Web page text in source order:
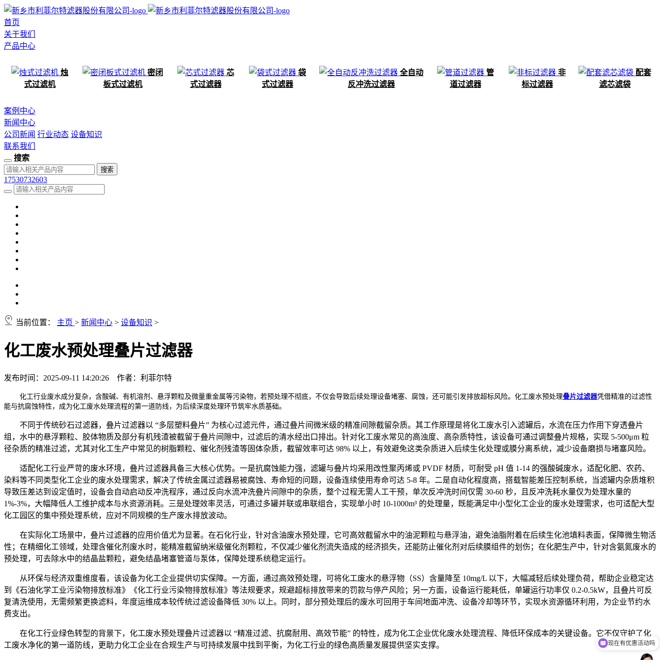
首页
关于我们
产品中心
烛
式过滤机
密闭
板式过滤机
芯
式过滤器
袋
式过滤器
全自动
反冲洗过滤器
管
道过滤器
非
标过滤器
配套
滤芯滤袋
案例中心
新闻中心
公司新闻 行业动态 设备知识
联系我们
搜索
17530732603
当前位置： 主页 > 新闻中心 > 设备知识 >
化工废水预处理叠片过滤器
发布时间：2025-09-11 14:20:26 作者：利菲尔特
化工行业废水成分复杂，含酸碱、有机溶剂、悬浮颗粒及微量重金属等污染物，若预处理不彻底，不仅会导致后续处理设备堵塞、腐蚀，还可能引发排放超标风险。化工废水预处理叠片过滤器凭借精准的过滤性
能与抗腐蚀特性，成为化工废水处理流程的第一道防线，为后续深度处理环节筑牢水质基础。
不同于传统砂石过滤器，叠片过滤器以 “多层塑料叠片” 为核心过滤元件，通过叠片间微米级的精准间隙截留杂质。其工作原理是将化工废水引入滤罐后，水流在压力作用下穿透叠片
组，水中的悬浮颗粒、胶体物质及部分有机残渣被截留于叠片间隙中，过滤后的清水经出口排出。针对化工废水常见的高浊度、高杂质特性，该设备可通过调整叠片规格，实现 5-500μm 粒
径杂质的精准过滤，尤其对化工生产中常见的树脂颗粒、催化剂残渣等固体杂质，截留效率可达 98% 以上，有效避免这类杂质进入后续生化处理或膜分离系统，减少设备磨损与堵塞风险。
适配化工行业严苛的废水环境，叠片过滤器具备三大核心优势。一是抗腐蚀能力强，滤罐与叠片均采用改性聚丙烯或 PVDF 材质，可耐受 pH 值 1-14 的强酸碱废水，适配化肥、农药、
染料等不同类型化工企业的废水处理需求，解决了传统金属过滤器易被腐蚀、寿命短的问题，设备连续使用寿命可达 5-8 年。二是自动化程度高，搭载智能差压控制系统，当滤罐内杂质堆积
导致压差达到设定值时，设备会自动启动反冲洗程序，通过反向水流冲洗叠片间隙中的杂质，整个过程无需人工干预，单次反冲洗时间仅需 30-60 秒，且反冲洗耗水量仅为处理水量的
1%-3%，大幅降低人工维护成本与水资源消耗。三是处理效率灵活，可通过多罐并联或串联组合，实现单小时 10-1000m³ 的处理量，既能满足中小型化工企业的废水处理需求，也可适配大型
化工园区的集中预处理系统，应对不同规模的生产废水排放波动。
在实际化工场景中，叠片过滤器的应用价值尤为显著。在石化行业，针对含油废水预处理，它可高效截留水中的油泥颗粒与悬浮油，避免油脂附着在后续生化池填料表面，保障微生物活
性；在精细化工领域，处理含催化剂废水时，能精准截留纳米级催化剂颗粒，不仅减少催化剂流失造成的经济损失，还能防止催化剂对后续膜组件的划伤；在化肥生产中，针对含氨氮废水的
预处理，可去除水中的结晶盐颗粒，避免结晶堵塞管道与泵体，保障处理系统稳定运行。
从环保与经济双重维度看，该设备为化工企业提供切实保障。一方面，通过高效预处理，可将化工废水的悬浮物（SS）含量降至 10mg/L 以下，大幅减轻后续处理负荷，帮助企业稳定达
到《石油化学工业污染物排放标准》《化工行业污染物排放标准》等法规要求，规避超标排放带来的罚款与停产风险；另一方面，设备运行能耗低，单罐运行功率仅 0.2-0.5kW，且叠片可反
复清洗使用，无需频繁更换滤料，年度运维成本较传统过滤设备降低 30% 以上。同时，部分预处理后的废水可回用于车间地面冲洗、设备冷却等环节，实现水资源循环利用，为企业节约水
费支出。
在化工行业绿色转型的背景下，化工废水预处理叠片过滤器以 “精准过滤、抗腐耐用、高效节能” 的特性，成为化工企业优化废水处理流程、降低环保成本的关键设备。它不仅守护了化
工废水净化的第一道防线，更助力化工企业在合规生产与可持续发展中找到平衡，为化工行业的绿色高质量发展提供坚实支撑。
现在有优惠活动吗